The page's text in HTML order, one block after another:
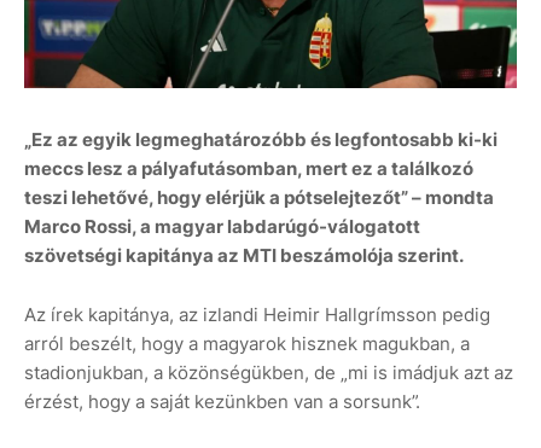
„Ez az egyik legmeghatározóbb és legfontosabb ki-ki
meccs lesz a pályafutásomban, mert ez a találkozó
teszi lehetővé, hogy elérjük a pótselejtezőt” – mondta
Marco Rossi, a magyar labdarúgó-válogatott
szövetségi kapitánya az MTI beszámolója szerint.
Az írek kapitánya, az izlandi Heimir Hallgrímsson pedig
arról beszélt, hogy a magyarok hisznek magukban, a
stadionjukban, a közönségükben, de „mi is imádjuk azt az
érzést, hogy a saját kezünkben van a sorsunk”.